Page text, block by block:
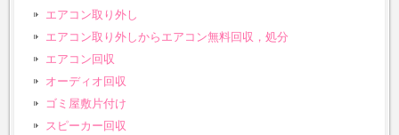
エアコン取り外し
エアコン取り外しからエアコン無料回収，処分
エアコン回収
オーディオ回収
ゴミ屋敷片付け
スピーカー回収